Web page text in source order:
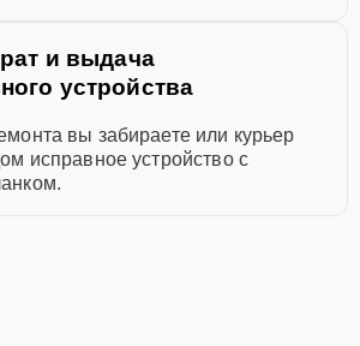
и выдача
устройства
вы забираете или курьер
исправное устройство с